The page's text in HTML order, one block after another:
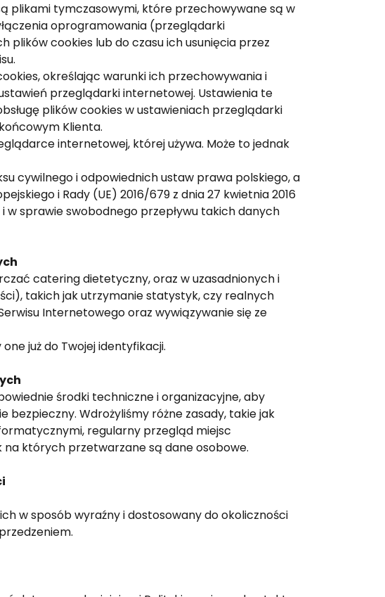
plikami tymczasowymi, które przechowywane są w
oprogramowania (przeglądarki
cookies lub do czasu ich usunięcia przez
określając warunki ich przechowywania i
przeglądarki internetowej. Ustawienia te
plików cookies w ustawieniach przeglądarki
Klienta.
internetowej, której używa. Może to jednak
cywilnego i odpowiednich ustaw prawa polskiego, a
i Rady (UE) 2016/679 z dnia 27 kwietnia 2016
sprawie swobodnego przepływu takich danych
catering dietetyczny, oraz w uzasadnionych i
takich jak utrzymanie statystyk, czy realnych
Internetowego oraz wywiązywanie się ze
już do Twojej identyfikacji.
środki techniczne i organizacyjne, aby
bezpieczny. Wdrożyliśmy różne zasady, takie jak
regularny przegląd miejsc
których przetwarzane są dane osobowe.
w sposób wyraźny i dostosowany do okoliczności